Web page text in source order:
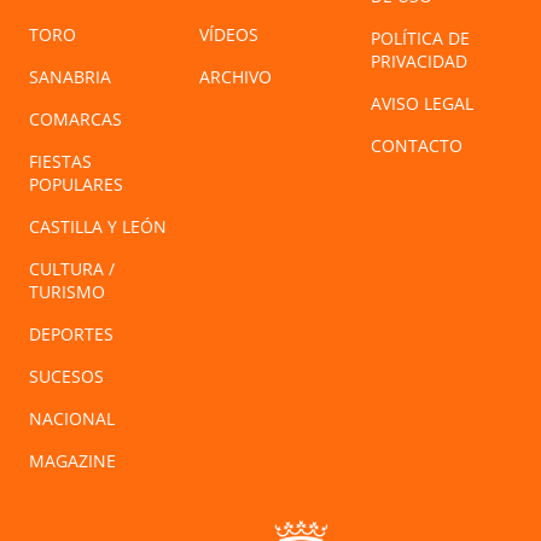
TORO
SANABRIA
COMARCAS
FIESTAS
POPULARES
CASTILLA Y LEÓN
CULTURA /
TURISMO
DEPORTES
SUCESOS
NACIONAL
MAGAZINE
VÍDEOS
ARCHIVO
POLÍTICA DE
PRIVACIDAD
AVISO LEGAL
CONTACTO